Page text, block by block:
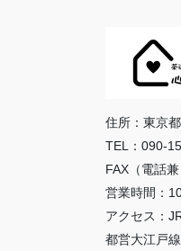
住所：東京
TEL：090-
FAX（電話
営業時間：
アクセス：
都営大江戸